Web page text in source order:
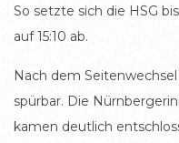
So setzte sich die HSG
auf 15:10 ab.
Nach dem
spürbar. Die
kamen deutlich